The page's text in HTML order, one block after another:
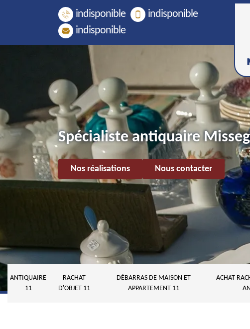
indisponible
indisponible
indisponible
Spécialiste antiquaire
Nos réalisations Nous contacter
ANTIQUAIRE
11
RACHAT
D'OBJET 11
DÉBARRAS DE MAISON ET
APPARTEMENT 11
ACHAT